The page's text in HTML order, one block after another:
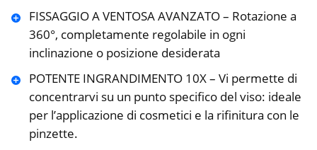
FISSAGGIO A VENTOSA AVANZATO – Rotazione a
360°, completamente regolabile in ogni
inclinazione o posizione desiderata
POTENTE INGRANDIMENTO 10X – Vi permette di
concentrarvi su un punto specifico del viso: ideale
per l’applicazione di cosmetici e la rifinitura con le
pinzette.